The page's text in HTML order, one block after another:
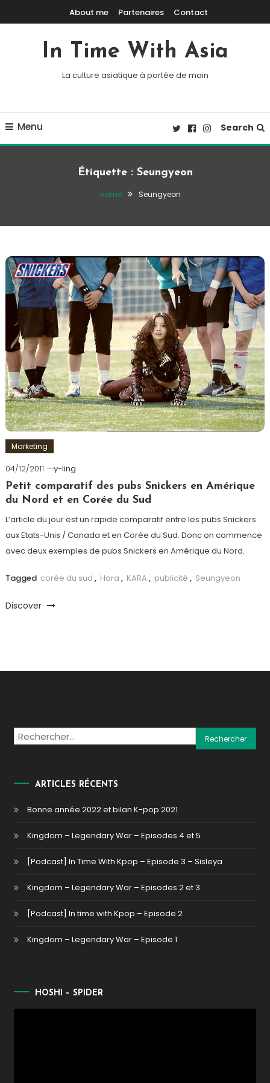
Skip To ContentAbout me Partenaires Contact
In Time With Asia
La culture asiatique à portée de main
Menu Search
Étiquette : Seungyeon
Home Seungyeon
Marketing
04/12/2011
y-ling
Petit comparatif des pubs Snickers en Amérique
du Nord et en Corée du Sud
L’article du jour est un rapide comparatif entre les pubs Snickers
aux Etats-Unis / Canada et en Corée du Sud. Donc on commence
avec deux exemples de pubs Snickers en Amérique du Nord.
Tagged corée du sud , Hara , KARA , publicité , Seungyeon
Discover
Rechercher :
ARTICLES RÉCENTS
Bonne année 2022 et bilan K-pop 2021
Kingdom – Legendary War – Episodes 4 et 5
[Podcast] In Time With Kpop – Episode 3 – Sisleya
Kingdom – Legendary War – Episodes 2 et 3
[Podcast] In time with Kpop – Episode 2
Kingdom – Legendary War – Episode 1
HOSHI – SPIDER